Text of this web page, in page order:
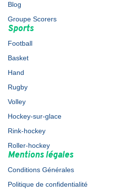
Blog
Groupe Scorers
Sports
Football
Basket
Hand
Rugby
Volley
Hockey-sur-glace
Rink-hockey
Roller-hockey
Mentions légales
Conditions Générales
Politique de confidentialité